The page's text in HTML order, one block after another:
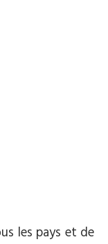
les pays et de